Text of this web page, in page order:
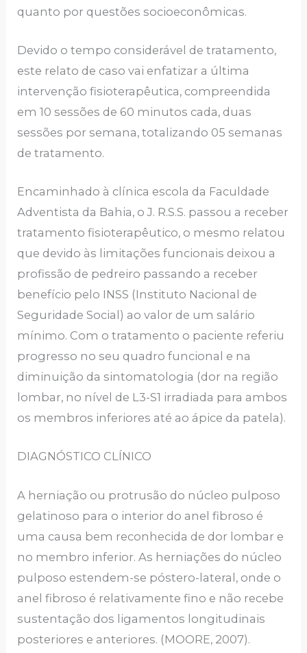
quanto por questões socioeconômicas.
Devido o tempo considerável de tratamento,
este relato de caso vai enfatizar a última
intervenção fisioterapêutica, compreendida
em 10 sessões de 60 minutos cada, duas
sessões por semana, totalizando 05 semanas
de tratamento.
Encaminhado à clínica escola da Faculdade
Adventista da Bahia, o J. R.S.S. passou a receber
tratamento fisioterapêutico, o mesmo relatou
que devido às limitações funcionais deixou a
profissão de pedreiro passando a receber
benefício pelo INSS (Instituto Nacional de
Seguridade Social) ao valor de um salário
mínimo. Com o tratamento o paciente referiu
progresso no seu quadro funcional e na
diminuição da sintomatologia (dor na região
lombar, no nível de L3-S1 irradiada para ambos
os membros inferiores até ao ápice da patela).
DIAGNÓSTICO CLÍNICO
A herniação ou protrusão do núcleo pulposo
gelatinoso para o interior do anel fibroso é
uma causa bem reconhecida de dor lombar e
no membro inferior. As herniações do núcleo
pulposo estendem-se póstero-lateral, onde o
anel fibroso é relativamente fino e não recebe
sustentação dos ligamentos longitudinais
posteriores e anteriores. (MOORE, 2007).